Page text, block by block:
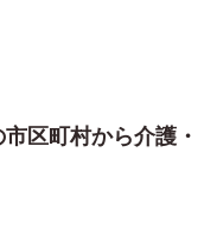
区町村から介護・